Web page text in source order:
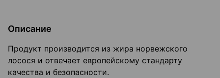
Описание
Продукт производится из жира норвежского
лосося и отвечает европейскому стандарту
качества и безопасности.